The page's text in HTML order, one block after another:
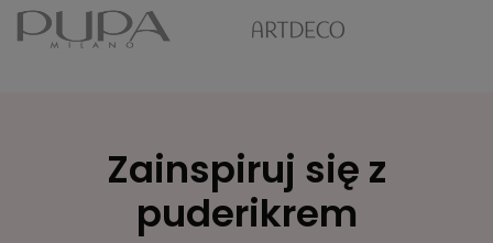
Zainspiruj się z
puderikrem